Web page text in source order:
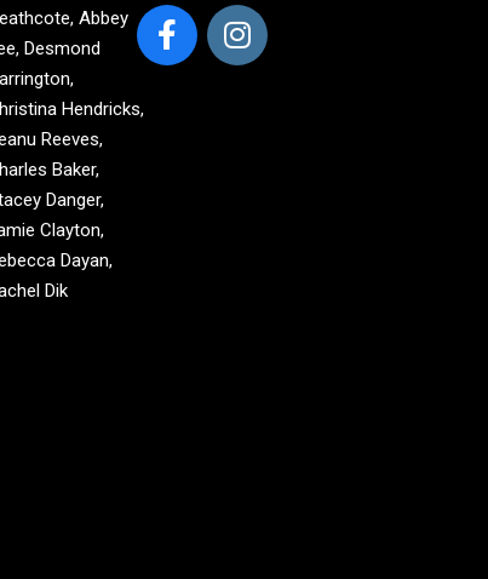
Abbey
Desmond
Hendricks,
Reeves,
Baker,
Danger,
Clayton,
Dayan,
Dik